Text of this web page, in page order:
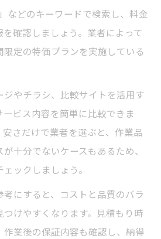
などのキーワードで検索し、料金
確認しましょう。業者によって
定の特価プランを実施している
ジやチラシ、比較サイトを活用す
ビス内容を簡単に比較できま
さだけで業者を選ぶと、作業品
十分でないケースもあるため、
ックしましょう。
にすると、コストと品質のバラ
つけやすくなります。見積もり時
作業後の保証内容も確認し、納得